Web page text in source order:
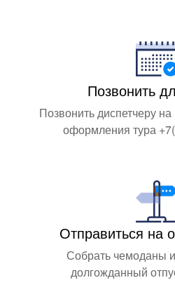
Позвонить
Позвонить диспетчеру
оформления тура
Отправиться на
Собрать чемоданы
долгожданный